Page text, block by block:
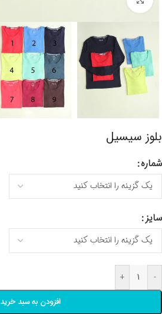
بلوز سیسیل
شماره
سایز
-
+
افزودن به سبد خرید